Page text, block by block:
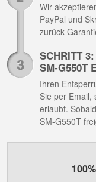
Wir
PayPal und
zurück-
SCHRITT
SM-G550T
Ihren
Sie per Email,
erlaubt.
SM-G550T